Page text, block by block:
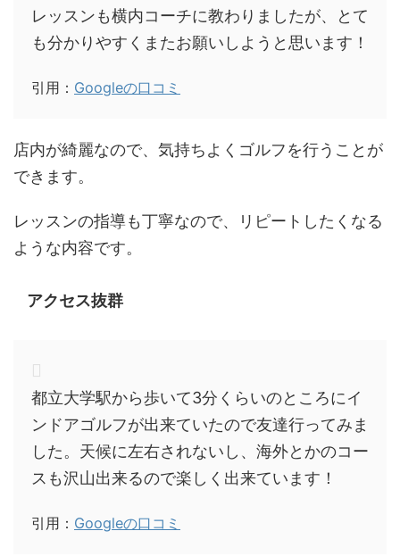
レッスンも横内コーチに教わりましたが、とて
も分かりやすくまたお願いしようと思います！
引用： Googleの口コミ
店内が綺麗なので、気持ちよくゴルフを行うことが
できます。
レッスンの指導も丁寧なので、リピートしたくなる
ような内容です。
アクセス抜群
都立大学駅から歩いて3分くらいのところにイ
ンドアゴルフが出来ていたので友達行ってみま
した。天候に左右されないし、海外とかのコー
スも沢山出来るので楽しく出来ています！
引用： Googleの口コミ